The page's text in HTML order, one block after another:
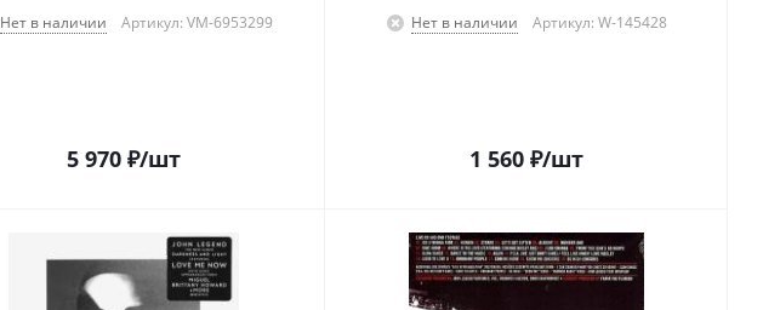
Нет в наличии Артикул: VM-6953299
5 970 ₽/шт
Нет в наличии Артикул: W-145428
1 560 ₽/шт